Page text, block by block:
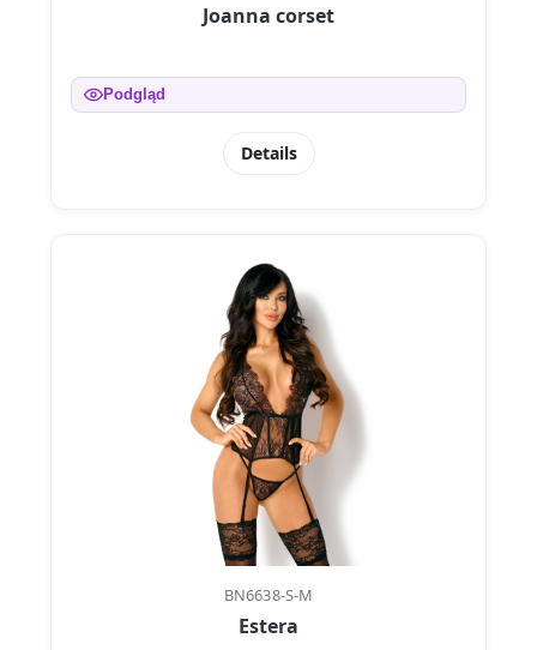
Joanna corset
Podgląd
Details
BN6638-S-M
Estera